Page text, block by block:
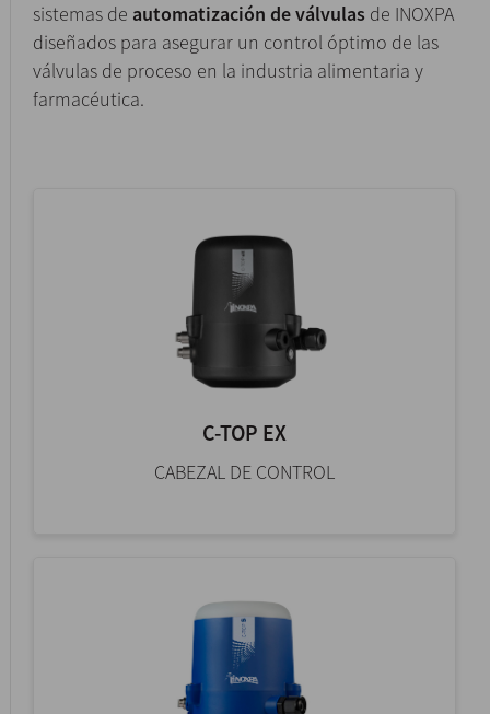
sistemas de automatización de válvulas de INOXPA
diseñados para asegurar un control óptimo de las
válvulas de proceso en la industria alimentaria y
farmacéutica.
C-TOP EX
CABEZAL DE CONTROL